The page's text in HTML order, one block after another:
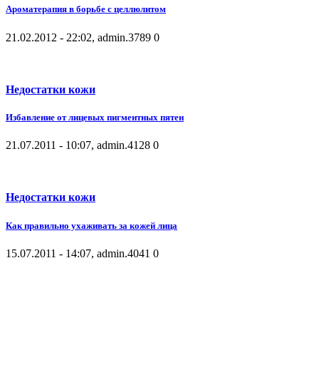
Ароматерапия в борьбе с целлюлитом
21.02.2012 - 22:02, admin.3789 0
Недостатки кожи
Избавление от лицевых пигментных пятен
21.07.2011 - 10:07, admin.4128 0
Недостатки кожи
Как правильно ухаживать за кожей лица
15.07.2011 - 14:07, admin.4041 0